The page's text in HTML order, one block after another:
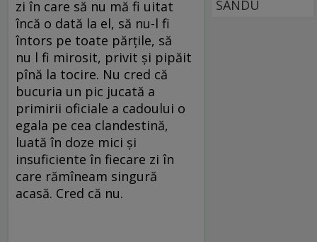
zi în care să nu mă fi uitat
încă o dată la el, să nu-l fi
întors pe toate părțile, să
nu l fi mirosit, privit și pipăit
pînă la tocire. Nu cred că
bucuria un pic jucată a
primirii oficiale a cadoului o
egala pe cea clandestină,
luată în doze mici și
insuficiente în fiecare zi în
care rămîneam singură
acasă. Cred că nu.
SANDU